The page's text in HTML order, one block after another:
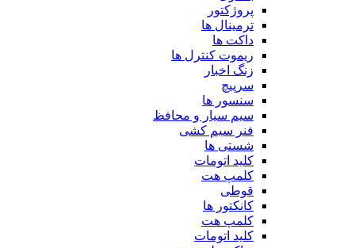
پروژکتور
ترمینال ها
داکت ها
ریموت کنترل ها
زنگ اخبار
سرپیچ
سنسور ها
سیم سیار و محافظ
فنر سیم کشی
شستی ها
کلید اتومات
کلمپ هت
قوطی
کانکتور ها
کلمپ هت
کلید اتومات